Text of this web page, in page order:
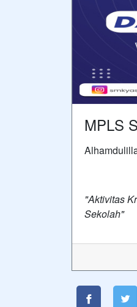
MPLS
"Aktivitas
Sekolah"